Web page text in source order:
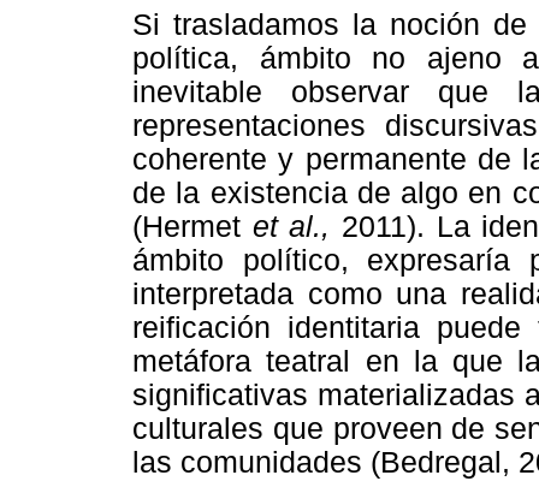
Si trasladamos la noción
política, ámbito no ajeno
inevitable observar que
representaciones
coherente y permanente de
de la existencia de algo en
(Hermet et al., 2011). La
ámbito político, expresaría
interpretada como una
reificación identitaria
metáfora teatral en la que
significativas materializadas
culturales que proveen de
las comunidades (Bedregal,